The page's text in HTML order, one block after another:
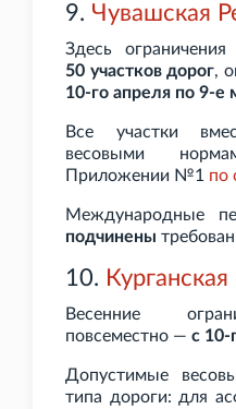
9. Чувашская
Здесь
50 участков дорог,
10-го апреля по 9-е
Все участки
весовыми
Приложении №1 по
Международные
подчинены
10.
Весенние
повсеместно — с 10-
Допустимые
типа дороги: для